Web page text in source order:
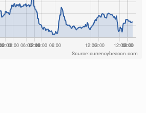
Source: currencybeacon.com